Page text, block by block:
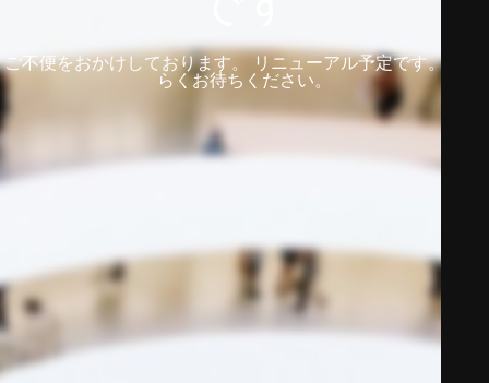
ご不便をおかけしております。 リニューアル予定です。 しば
らくお待ちください。